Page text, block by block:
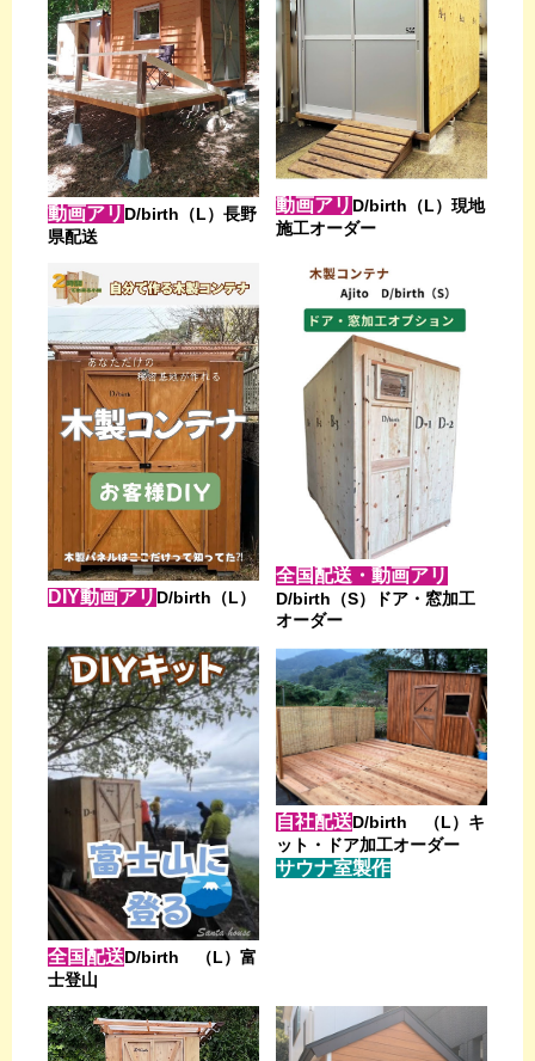
動画アリ D/birth（L）長野
県配送
動画アリ D/birth（L）現地
施工オーダー
DIY動画アリ D/birth（L）
全国配送・動画アリ
D/birth（S）ドア・窓加工
オーダー
全国配送D/birth （L）富
士登山
自社配送D/birth （L）キ
ット・ドア加工オーダー
サウナ室製作